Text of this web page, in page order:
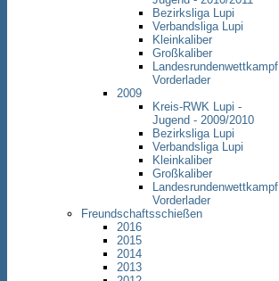
Bezirksliga Lupi
Verbandsliga Lupi
Kleinkaliber
Großkaliber
Landesrundenwettkampf
Vorderlader
2009
Kreis-RWK Lupi -
Jugend - 2009/2010
Bezirksliga Lupi
Verbandsliga Lupi
Kleinkaliber
Großkaliber
Landesrundenwettkampf
Vorderlader
Freundschaftsschießen
2016
2015
2014
2013